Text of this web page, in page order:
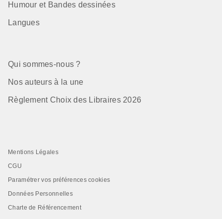
Humour et Bandes dessinées
Langues
Qui sommes-nous ?
Nos auteurs à la une
Règlement Choix des Libraires 2026
Mentions Légales
CGU
Paramétrer vos préférences cookies
Données Personnelles
Charte de Référencement